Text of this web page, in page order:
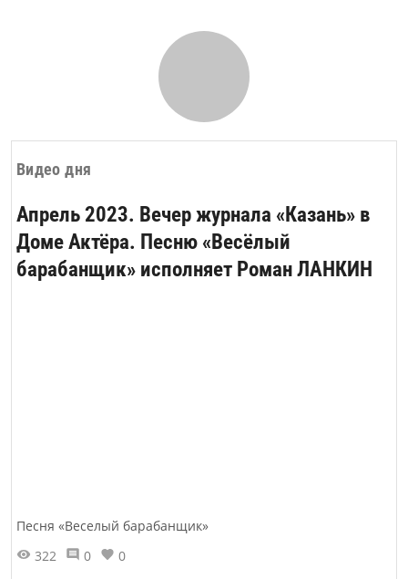
Видео дня
Апрель 2023. Вечер журнала «Казань» в
Доме Актёра. Песню «Весёлый
барабанщик» исполняет Роман ЛАНКИН
Песня «Веселый барабанщик»
322
0 0